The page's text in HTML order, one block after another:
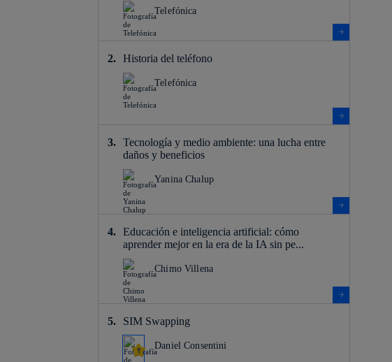
Telefónica
Historia del teléfono
Telefónica
Tecnología y medio ambiente: una lucha entre
daños y beneficios
Yanina Chalup
Educación e inteligencia artificial: cómo
aprender mejor en la era de la IA sin pe...
Chimo Villena
SIM Swapping
Daniel Consentini